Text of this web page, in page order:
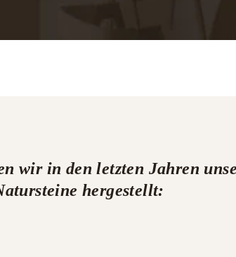
wir in den letzten Jahren
hergestellt: